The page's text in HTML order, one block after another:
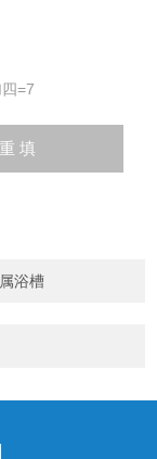
=7
浴槽